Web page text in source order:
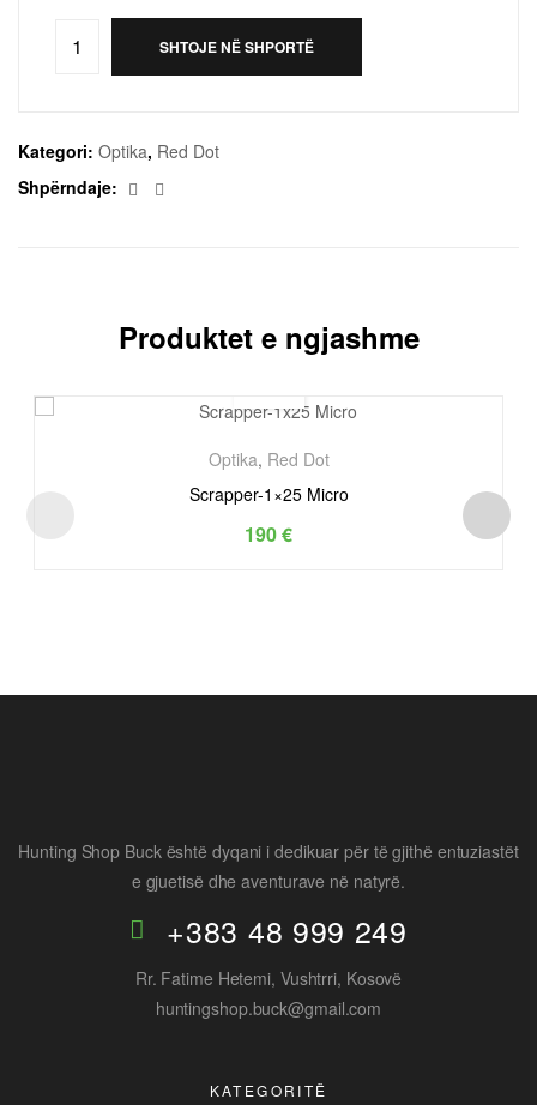
SHTOJE NË SHPORTË
Kategori: Optika, Red Dot
Shpërndaje:
Facebook
Produktet e ngjashme
Optika, Red Dot
Scrapper-1×25 Micro
190€
Hunting Shop Buck është dyqani i dedikuar për të gjithë entuziastët
e gjuetisë dhe aventurave në natyrë.
+383 48 999 249
Rr. Fatime Hetemi, Vushtrri, Kosovë
huntingshop.buck@gmail.com
KATEGORITË